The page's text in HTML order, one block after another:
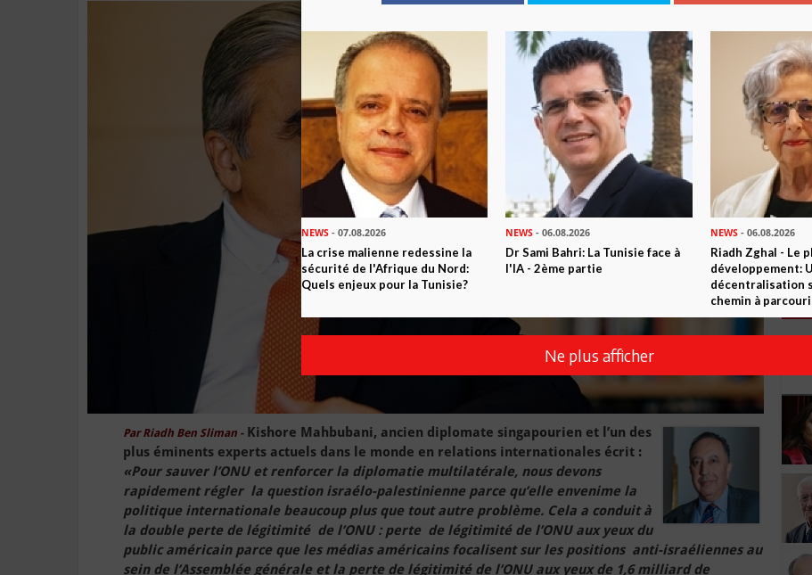
Par Riadh Ben Sliman - Kishore Mahbubani, ancien diplomate singapourien et l’un des
plus éminents experts actuels dans le monde en relations internationales écrit :
«Pour sauver l’ONU et renforcer la diplomatie multilatérale, nous devons
rapidement régler la question israélo-palestinienne parce qu’elle envenime la
politique internationale beaucoup plus que tout autre problème. Cela a conduit à
la double perte de légitimité de l’ONU : perte de légitimité de l’ONU aux yeux du
public américain parce que les médias américains focalisent sur les positions anti-israéliennes au
sein de l’Assemblée générale et la perte de légitimité de l’ONU aux yeux de 1,6 milliard de
NEWS - 07.08.2026
La crise malienne redessine la
sécurité de l'Afrique du Nord:
Quels enjeux pour la Tunisie?
NEWS - 06.08.2026
Dr Sami Bahri: La Tunisie face à
l'IA - 2ème partie
NEWS- 06.08.2026
Riadh Zghal - Le
développement:
décentralisation
chemin à
Ne plus afficher